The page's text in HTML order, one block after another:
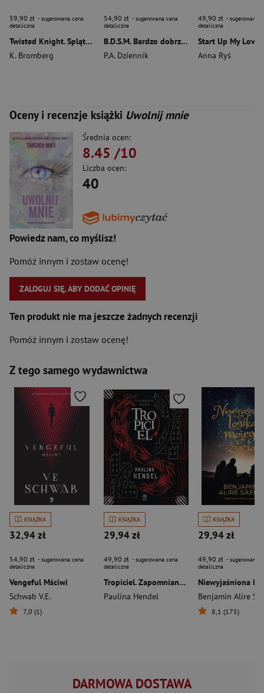
59,90 zł - sugerowana cena
detaliczna
Twisted Knight. Splątane serca. Tom 1
K. Bromberg
54,90 zł - sugerowana cena
detaliczna
B.D.S.M. Bardzo dobrze spaprane możliwości
P.A. Dziennik
49,90 zł - sugerowana
detaliczna
Start Up My Love
Anna Ryś
Oceny i recenzje książki Uwolnij mnie
Średnia ocen:
8.45 /10
Liczba ocen:
40
Powiedz nam, co myślisz!
Pomóż innym i zostaw ocenę!
ZALOGUJ SIĘ, ABY DODAĆ OPINIĘ
Ten produkt nie ma jeszcze żadnych recenzji
Pomóż innym i zostaw ocenę!
Z tego samego wydawnictwa
KSIĄŻKA
32,94 zł
54,90 zł - sugerowana cena
detaliczna
Vengeful Mściwi
Schwab V.E.
7,0 (1)
KSIĄŻKA
29,94 zł
49,90 zł - sugerowana cena
detaliczna
Tropiciel. Zapomniana księga. Tom 2 wyd. 2024
Paulina Hendel
KSIĄŻKA
29,94 zł
49,90 zł - sugerowana
detaliczna
Benjamin Alire
8,1 (175)
DARMOWA DOSTAWA